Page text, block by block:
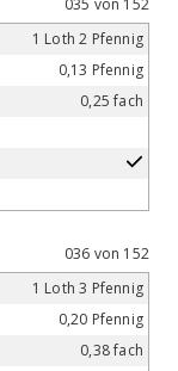
1 Loth 2 Pfennig
0,13 Pfennig
0,25 fach
036 von 152
1 Loth 3 Pfennig
0,20 Pfennig
0,38 fach